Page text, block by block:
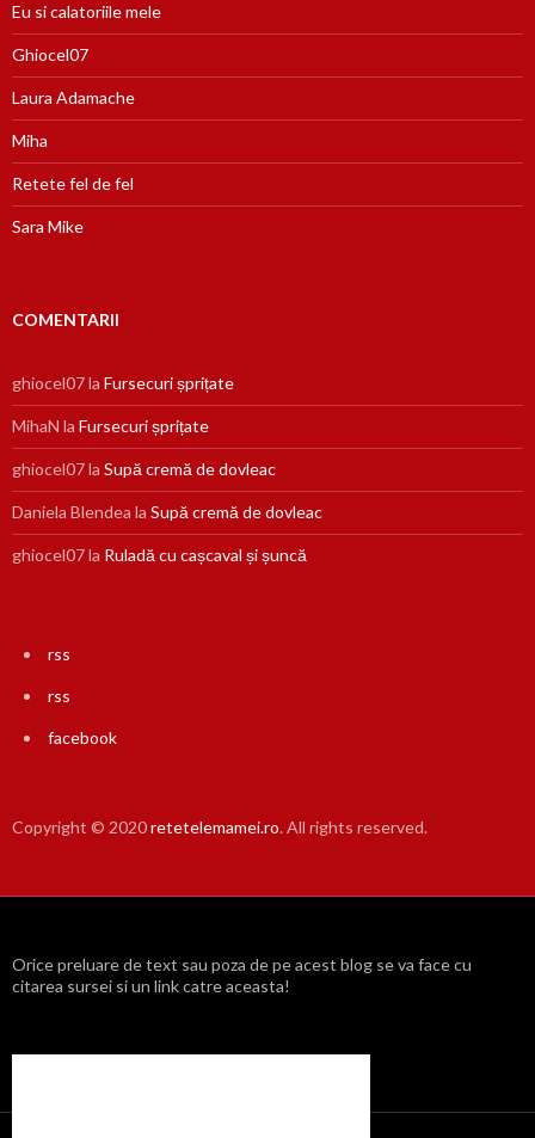
Eu si calatoriile mele
Ghiocel07
Laura Adamache
Miha
Retete fel de fel
Sara Mike
COMENTARII
ghiocel07la Fursecuri șprițate
MihaN la Fursecuri șprițate
ghiocel07la Supă cremă de dovleac
Daniela Blendea la Supă cremă de dovleac
ghiocel07la Ruladă cu cașcaval și șuncă
rss
rss
facebook
Copyright © 2020retetelemamei.ro. All rights reserved.
Orice preluare de text sau poza de pe acest blog se va face cu
citarea sursei si un link catre aceasta!